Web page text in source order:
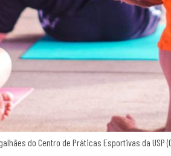
do Centro de Práticas Esportivas da